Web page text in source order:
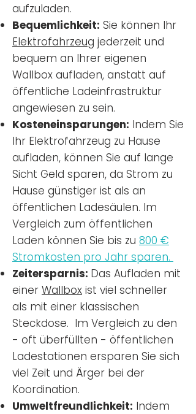
aufzuladen.
Bequemlichkeit: Sie können Ihr
Elektrofahrzeug jederzeit und
bequem an Ihrer eigenen
Wallbox aufladen, anstatt auf
öffentliche Ladeinfrastruktur
angewiesen zu sein.
Kosteneinsparungen: Indem Sie
Ihr Elektrofahrzeug zu Hause
aufladen, können Sie auf lange
Sicht Geld sparen, da Strom zu
Hause günstiger ist als an
öffentlichen Ladesäulen. Im
Vergleich zum öffentlichen
Laden können Sie bis zu 800 €
Stromkosten pro Jahr sparen.
Zeitersparnis: Das Aufladen mit
einer Wallbox ist viel schneller
als mit einer klassischen
Steckdose. Im Vergleich zu den
- oft überfüllten - öffentlichen
Ladestationen ersparen Sie sich
viel Zeit und Ärger bei der
Koordination.
Umweltfreundlichkeit: Indem